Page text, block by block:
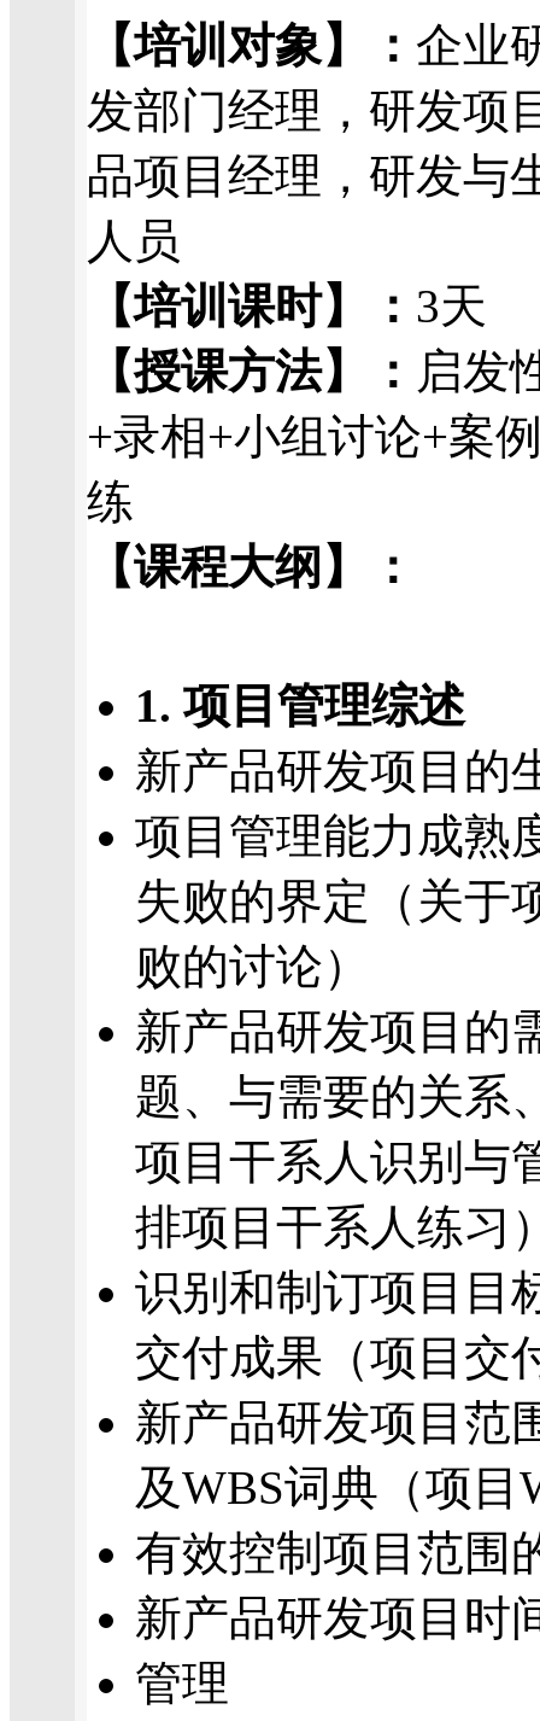
【培训对象】： 企业
发部门经理，研发项
品项目经理，研发与
人员
【培训课时】： 3天
【授课方法】： 启发
+录相+小组讨论+案
练
【课程大纲】：
1. 项目管理综述
新产品研发项目的
项目管理能力成熟
失败的界定（关于
败的讨论）
新产品研发项目的
题、与需要的关系
项目干系人识别与
排项目干系人练习
识别和制订项目目
交付成果（项目交
新产品研发项目范
及WBS词典（项目
有效控制项目范围
新产品研发项目时
管理